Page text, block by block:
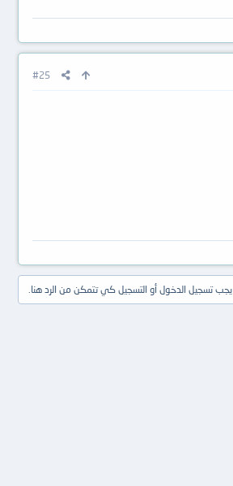
#25
يجب تسجيل الدخول أو التسجيل كي تتمكن من الرد هنا.